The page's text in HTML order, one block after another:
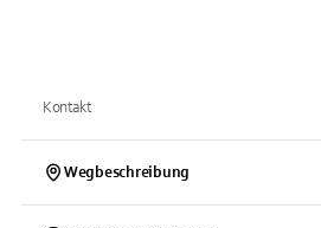
Kontakt
Wegbeschreibung